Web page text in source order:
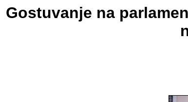
Gostuvanje na